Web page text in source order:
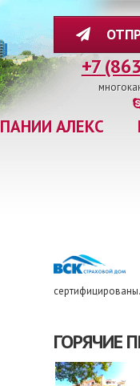
+7
АЛЕКС
сертифицированы.
ГОРЯЧИЕ